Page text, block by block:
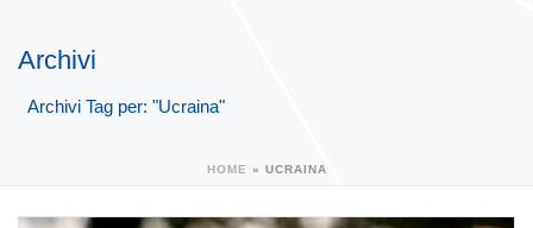
Archivi
Archivi Tag per: "Ucraina"
HOME » UCRAINA